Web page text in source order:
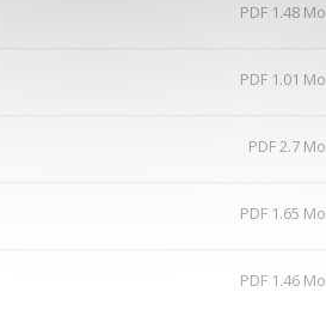
PDF 1.48 Mo
PDF 1.01 Mo
PDF 2.7 Mo
PDF 1.65 Mo
PDF 1.46 Mo